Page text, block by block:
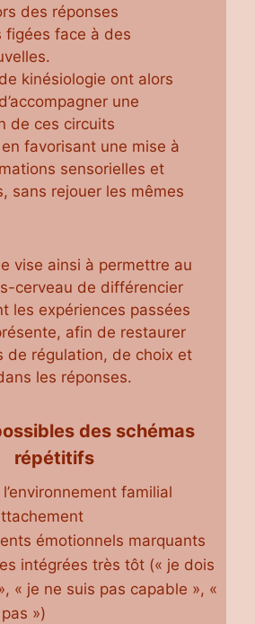
des réponses
figées face à des
kinésiologie ont alors
une
de ces circuits
favorisant une mise à
sensorielles et
sans rejouer les mêmes
vise ainsi à permettre au
cerveau de différencier
les expériences passées
afin de restaurer
de régulation, de choix et
les réponses.
des schémas
répétitifs
l’environnement familial
émotionnels marquants
intégrées très tôt (« je dois
« je ne suis pas capable », «
»)